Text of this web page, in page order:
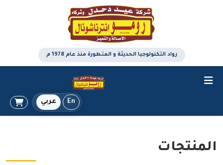
رواد التكنولوجيا الحديثة و المتطورة منذ عام 1978 م
En عربي
المنتجات